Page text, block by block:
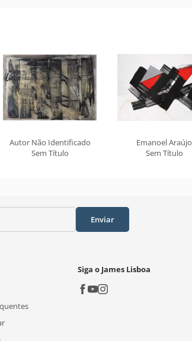
Autor Não Identificado
Sem Título
Emanoel Araújo
Sem Título
Enviar
Siga o James Lisboa